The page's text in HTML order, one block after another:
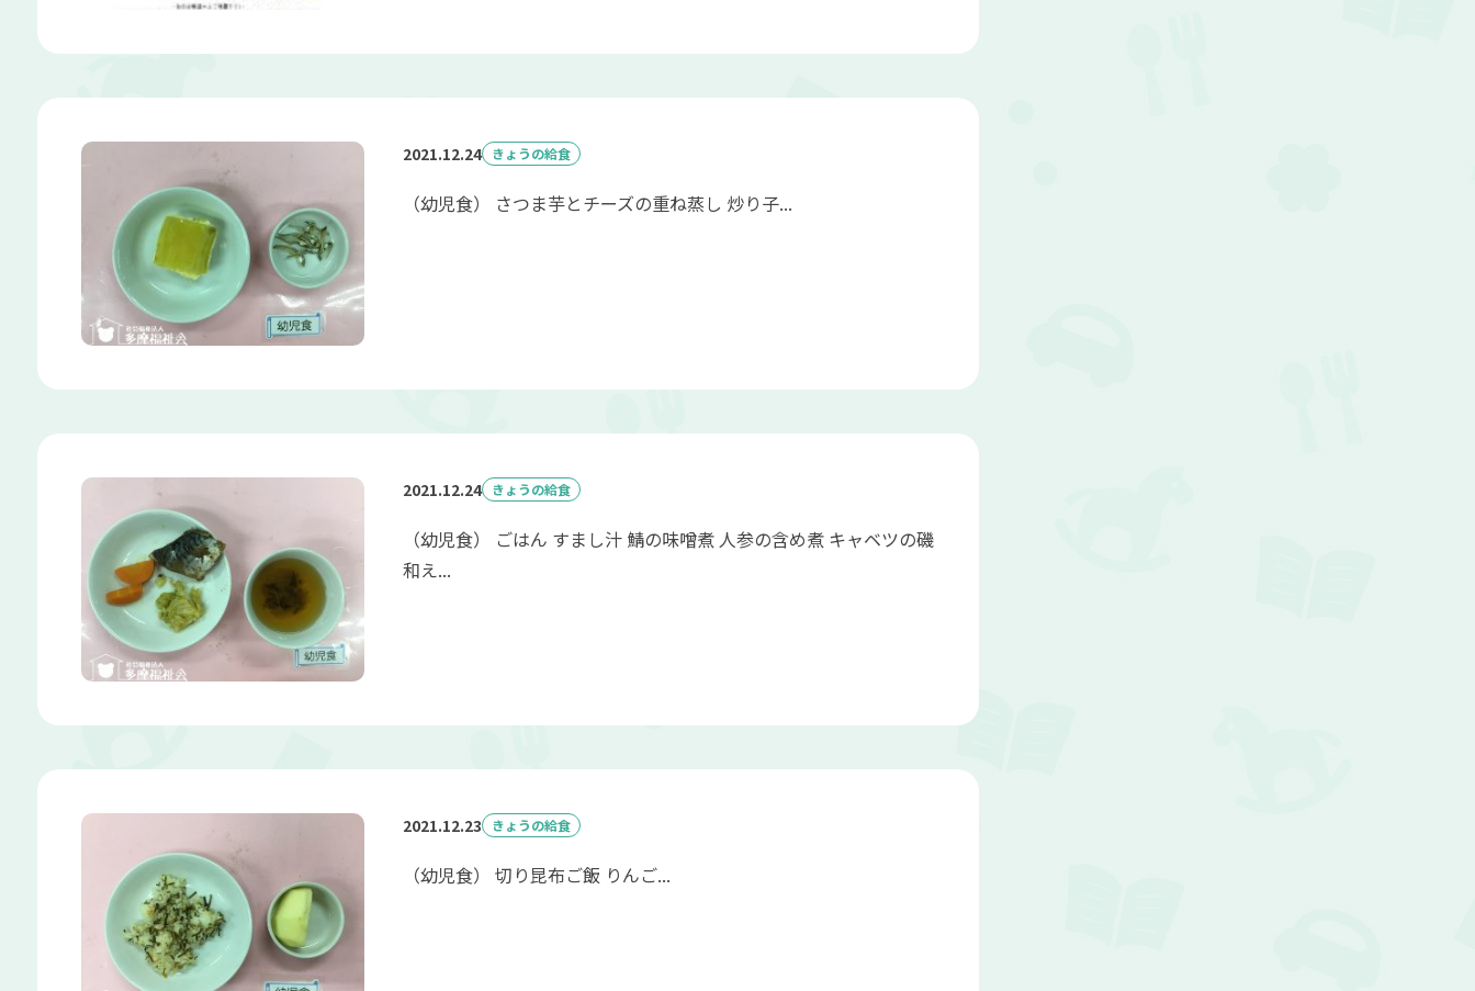
2021.12.24 きょうの給食
（幼児食） さつま芋とチーズの重ね蒸し 炒り子...
2021.12.24 きょうの給食
（幼児食） ごはん すまし汁 鯖の味噌煮 人参の含め煮 キャベツの磯
和え...
2021.12.23 きょうの給食
（幼児食） 切り昆布ご飯 りんご...